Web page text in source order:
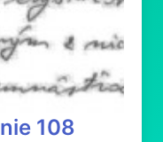
108